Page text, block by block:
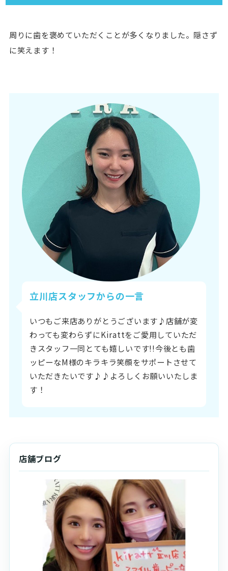
周りに歯を褒めていただくことが多くなりました。隠さず
に笑えます！
立川店スタッフからの一言
いつもご来店ありがとうございます♪店舗が変
わっても変わらずにKirattをご愛用していただ
きスタッフ一同とても嬉しいです!!今後とも歯
ッピーなM様のキラキラ笑顔をサポートさせて
いただきたいです♪♪よろしくお願いいたしま
す！
店舗ブログ